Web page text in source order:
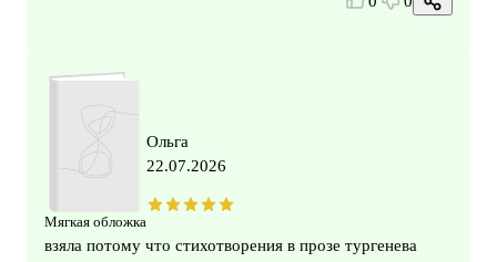
Мягкая обложка
Ольга
22.07.2026
взяла потому что стихотворения в прозе тургенева